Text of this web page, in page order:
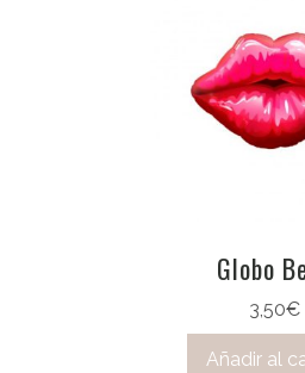
Globo
3,50€
Añadir al